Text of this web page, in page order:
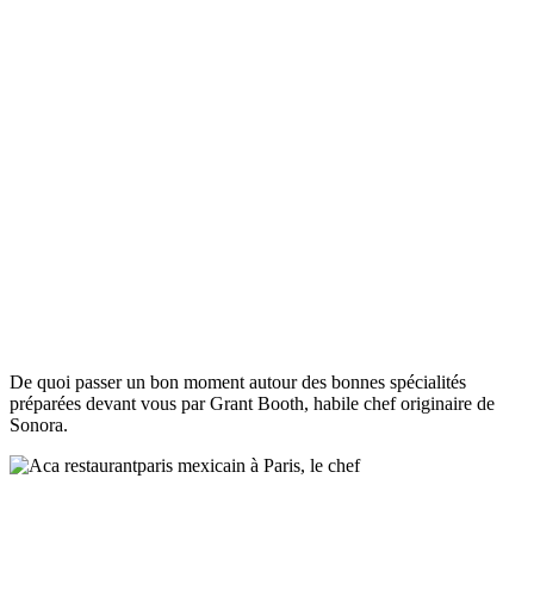
De quoi passer un bon moment autour des bonnes spécialités
préparées devant vous par Grant Booth, habile chef originaire de
Sonora.